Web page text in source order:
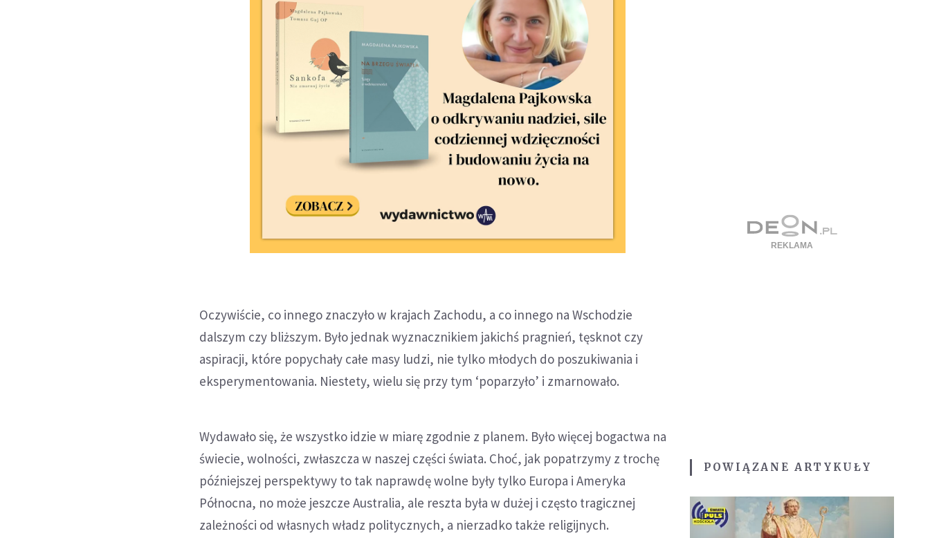
Oczywiście, co innego znaczyło w krajach Zachodu, a co innego na Wschodzie
dalszym czy bliższym. Było jednak wyznacznikiem jakichś pragnień, tęsknot czy
aspiracji, które popychały całe masy ludzi, nie tylko młodych do poszukiwania i
eksperymentowania. Niestety, wielu się przy tym ‘poparzyło’ i zmarnowało.
Wydawało się, że wszystko idzie w miarę zgodnie z planem. Było więcej bogactwa na
świecie, wolności, zwłaszcza w naszej części świata. Choć, jak popatrzymy z trochę
późniejszej perspektywy to tak naprawdę wolne były tylko Europa i Ameryka
Północna, no może jeszcze Australia, ale reszta była w dużej i często tragicznej
zależności od własnych władz politycznych, a nierzadko także religijnych.
POWIĄZANE ARTYKUŁY